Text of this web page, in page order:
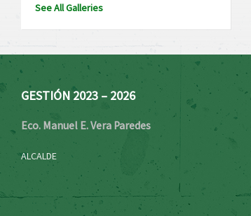
See All Galleries
GESTIÓN 2023 – 2026
Eco. Manuel E. Vera Paredes
ALCALDE